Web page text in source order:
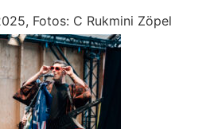
Fotos: C Rukmini Zöpel